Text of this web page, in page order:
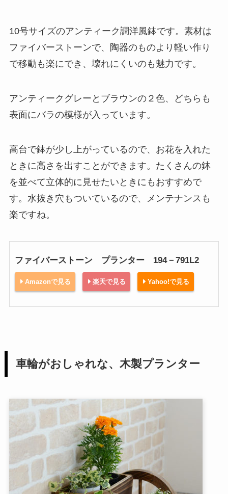
10号サイズのアンティーク調洋風鉢です。素材は
ファイバーストーンで、陶器のものより軽い作り
で移動も楽にでき、壊れにくいのも魅力です。
アンティークグレーとブラウンの２色、どちらも
表面にバラの模様が入っています。
高台で鉢が少し上がっているので、お花を入れた
ときに高さを出すことができます。たくさんの鉢
を並べて立体的に見せたいときにもおすすめで
す。水抜き穴もついているので、メンテナンスも
楽ですね。
ファイバーストーン プランター 194－791L2
Amazonで見る 楽天で見る Yahoo!で見る
車輪がおしゃれな、木製プランター